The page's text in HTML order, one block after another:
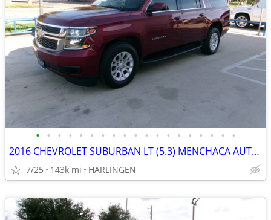
• • • • • • • • • • • • • • • • • • •
2016 CHEVROLET SUBURBAN LT (5.3) MENCHACA AUTO SALES
7/25 143k mi HARLINGEN